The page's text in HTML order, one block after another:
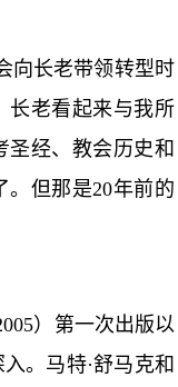
向长老带领转型时
长老看起来与我所
圣经、教会历史和
。但那是20年前的
）第一次出版以
。马特·舒马克和